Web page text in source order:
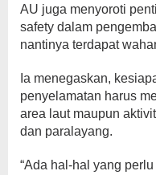
AU juga menyoroti
safety dalam
nantinya terdapat
Ia menegaskan,
penyelamatan harus
area laut maupun
dan paralayang.
“Ada hal-hal yang